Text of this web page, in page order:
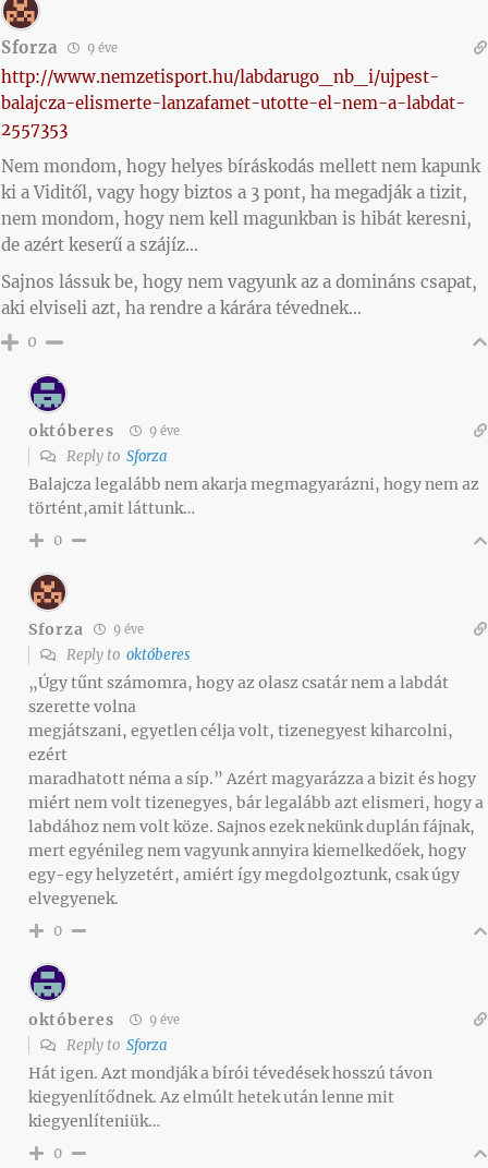
Sforza 9 éve
http://www.nemzetisport.hu/labdarugo_nb_i/ujpest-
balajcza-elismerte-lanzafamet-utotte-el-nem-a-labdat-
2557353
Nem mondom, hogy helyes bíráskodás mellett nem kapunk
ki a Viditől, vagy hogy biztos a 3 pont, ha megadják a tizit,
nem mondom, hogy nem kell magunkban is hibát keresni,
de azért keserű a szájíz…
Sajnos lássuk be, hogy nem vagyunk az a domináns csapat,
aki elviseli azt, ha rendre a kárára tévednek…
0
októberes 9 éve
Reply to Sforza
Balajcza legalább nem akarja megmagyarázni, hogy nem az
történt,amit láttunk…
0
Sforza 9 éve
Reply to októberes
„Úgy tűnt számomra, hogy az olasz csatár nem a labdát
szerette volna
megjátszani, egyetlen célja volt, tizenegyest kiharcolni,
ezért
maradhatott néma a síp.” Azért magyarázza a bizit és hogy
miért nem volt tizenegyes, bár legalább azt elismeri, hogy a
labdához nem volt köze. Sajnos ezek nekünk duplán fájnak,
mert egyénileg nem vagyunk annyira kiemelkedőek, hogy
egy-egy helyzetért, amiért így megdolgoztunk, csak úgy
elvegyenek.
0
októberes 9 éve
Reply to Sforza
Hát igen. Azt mondják a bírói tévedések hosszú távon
kiegyenlítődnek. Az elmúlt hetek után lenne mit
kiegyenlíteniük…
0